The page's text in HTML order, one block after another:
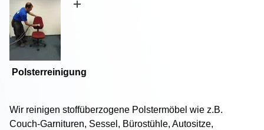
Sonnenschutzanlagen
Flächenvorhang
Gardine
Polsterreinigung
Wir reinigen stoffüberzogene Polstermöbel wie z.B.
Couch-Garnituren, Sessel, Bürostühle, Autositze,